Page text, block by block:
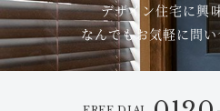
デザイン住宅に興
なんでもお気軽に問い